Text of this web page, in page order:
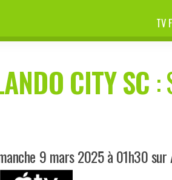
TV
CITY SC :
9 mars 2025 à 01h30 sur